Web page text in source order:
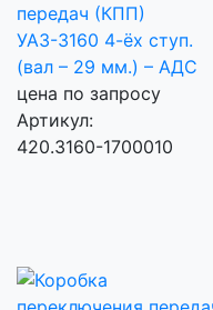
передач (КПП)
УАЗ-3160 4-ёх ступ.
(вал – 29 мм.) – АДС
цена по запросу
Артикул:
420.3160-1700010